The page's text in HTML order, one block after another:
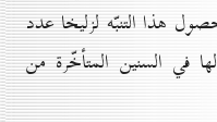
هذا التنبّه لزليخا عدد
في السنين المتأخّرة من